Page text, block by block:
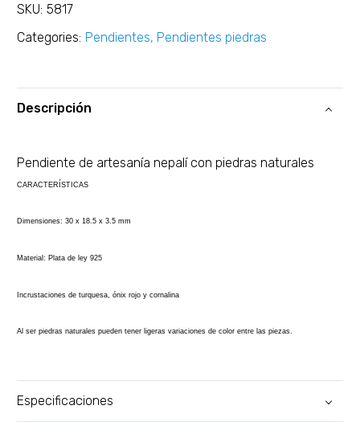
SKU: 5817
Categories: Pendientes, Pendientes piedras
Descripción
Pendiente de artesanía nepalí con piedras naturales
CARACTERÍSTICAS
Dimensiones: 30 x 18.5 x 3.5 mm
Material: Plata de ley 925
Incrustaciones de turquesa, ónix rojo y cornalina
Al ser piedras naturales pueden tener ligeras variaciones de color entre las piezas.
Especificaciones